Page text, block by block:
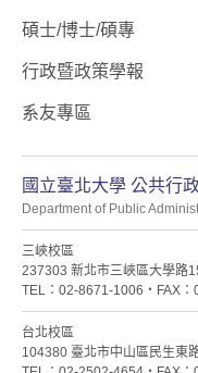
國立臺北大學 公共行
Department of Public
三峽校區
237303 新北市三峽區大學路
TEL：02-8671-1006・FAX
台北校區
104380 臺北市中山區民生東
碩士/博士/碩專
行政暨政策學報
系友專區